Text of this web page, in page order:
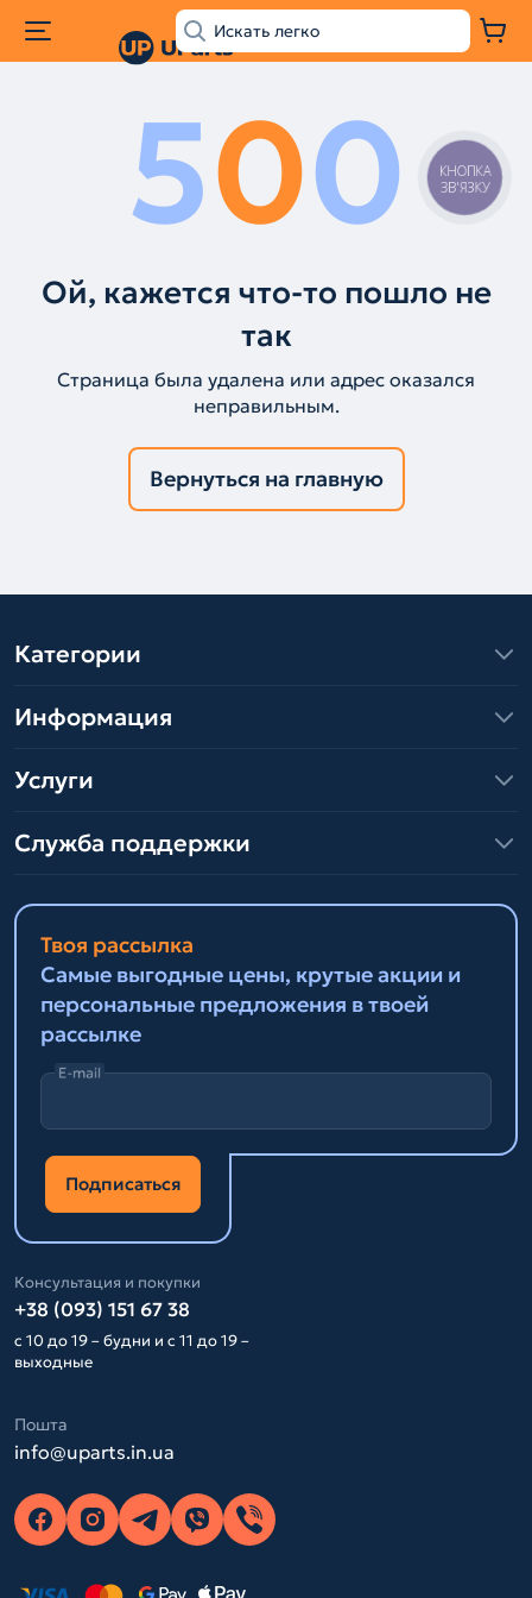
500
Ой, кажется что-то пошло не
так
Страница была удалена или адрес оказался
неправильным.
Вернуться на главную
Категории
Информация
Услуги
Служба поддержки
Твоя рассылка
Самые выгодные цены, крутые акции и
персональные предложения в твоей
рассылке
E-mail
Подписаться
Консультация и покупки
+38 (093) 151 67 38
с 10 до 19 – будни и с 11 до 19 –
выходные
Пошта
info@uparts.in.ua
КНОПКА
ЗВ'ЯЗКУ